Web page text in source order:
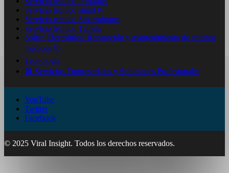
Servicio tecnico smart tv
Servicio tecnico Smartphones
Servicio tecnico Tablets
Soltec Electrónica: Reparación y mantenimiento de equipos
médicos 🩺
Tecnologia
🛠️ Servicios Empresariales y Soluciones Profesionales
YouTube
Twitter
Facebook
© 2025 Viral Insight. Todos los derechos reservados.